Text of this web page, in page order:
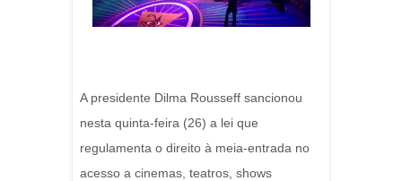
A presidente Dilma Rousseff sancionou
nesta quinta-feira (26) a lei que
regulamenta o direito à meia-entrada no
acesso a cinemas, teatros, shows